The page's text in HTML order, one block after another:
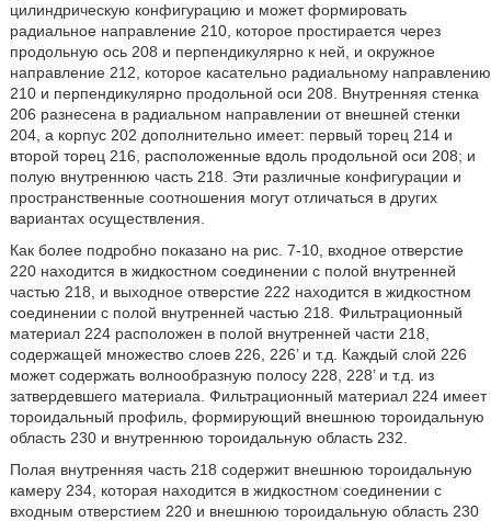
цилиндрическую конфигурацию и может формировать
радиальное направление 210, которое простирается через
продольную ось 208 и перпендикулярно к ней, и окружное
направление 212, которое касательно радиальному направлению
210 и перпендикулярно продольной оси 208. Внутренняя стенка
206 разнесена в радиальном направлении от внешней стенки
204, а корпус 202 дополнительно имеет: первый торец 214 и
второй торец 216, расположенные вдоль продольной оси 208; и
полую внутреннюю часть 218. Эти различные конфигурации и
пространственные соотношения могут отличаться в других
вариантах осуществления.
Как более подробно показано на рис. 7-10, входное отверстие
220 находится в жидкостном соединении с полой внутренней
частью 218, и выходное отверстие 222 находится в жидкостном
соединении с полой внутренней частью 218. Фильтрационный
материал 224 расположен в полой внутренней части 218,
содержащей множество слоев 226, 226’ и т.д. Каждый слой 226
может содержать волнообразную полосу 228, 228’ и т.д. из
затвердевшего материала. Фильтрационный материал 224 имеет
тороидальный профиль, формирующий внешнюю тороидальную
область 230 и внутреннюю тороидальную область 232.
Полая внутренняя часть 218 содержит внешнюю тороидальную
камеру 234, которая находится в жидкостном соединении с
входным отверстием 220 и внешнюю тороидальную область 230